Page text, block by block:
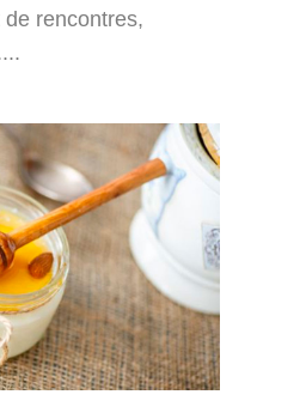
rencontres,